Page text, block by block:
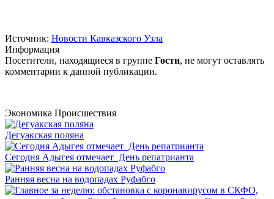
Источник: Новости Кавказского Узла
Информация
Посетители, находящиеся в группе Гости, не могут оставлять
комментарии к данной публикации.
Экономика Происшествия
Дегуакская поляна
Сегодня Адыгея отмечает День репатрианта
Ранняя весна на водопадах Руфабго